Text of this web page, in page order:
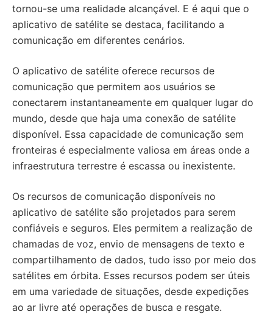
tornou-se uma realidade alcançável. E é aqui que o
aplicativo de satélite se destaca, facilitando a
comunicação em diferentes cenários.
O aplicativo de satélite oferece recursos de
comunicação que permitem aos usuários se
conectarem instantaneamente em qualquer lugar do
mundo, desde que haja uma conexão de satélite
disponível. Essa capacidade de comunicação sem
fronteiras é especialmente valiosa em áreas onde a
infraestrutura terrestre é escassa ou inexistente.
Os recursos de comunicação disponíveis no
aplicativo de satélite são projetados para serem
confiáveis e seguros. Eles permitem a realização de
chamadas de voz, envio de mensagens de texto e
compartilhamento de dados, tudo isso por meio dos
satélites em órbita. Esses recursos podem ser úteis
em uma variedade de situações, desde expedições
ao ar livre até operações de busca e resgate.